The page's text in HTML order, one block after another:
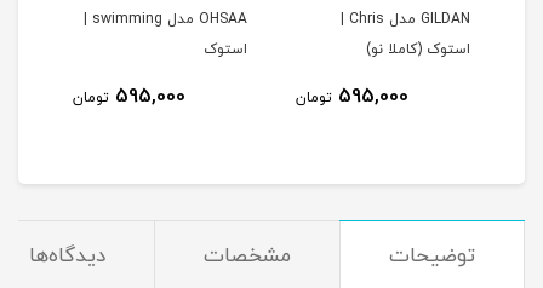
استوک (کاملا نو)
595,000 تومان
استوک
595,000 تومان
توضیحات مشخصات دیدگاه‌ها